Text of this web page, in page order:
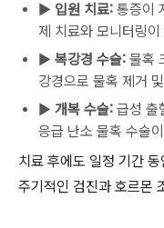
▶ 입원 치료: 통증이
제 치료와 모니터링
▶ 복강경 수술: 물혹
강경으로 물혹 제거
▶ 개복 수술: 급성 출
응급 난소 물혹 수술
치료 후에도 일정 기간
주기적인 검진과 호르몬